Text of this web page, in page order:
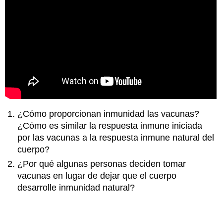
¿Cómo proporcionan inmunidad las vacunas?
¿Cómo es similar la respuesta inmune iniciada
por las vacunas a la respuesta inmune natural del
cuerpo?
¿Por qué algunas personas deciden tomar
vacunas en lugar de dejar que el cuerpo
desarrolle inmunidad natural?